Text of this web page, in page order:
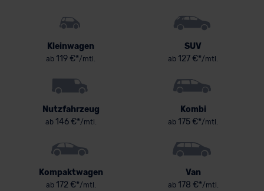
Kleinwagen
ab 119 €*/mtl.
SUV
ab 127 €*/mtl.
Nutzfahrzeug
ab146 €*/mtl.
Kombi
ab 175 €*/mtl.
Kompaktwagen
ab172 €*/mtl.
Van
ab178 €*/mtl.